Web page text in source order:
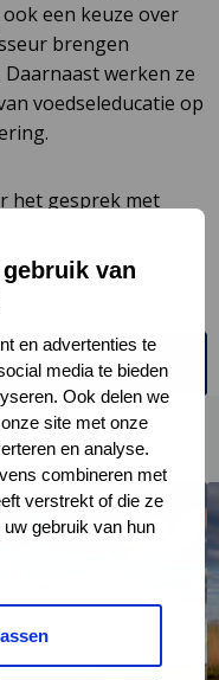
van
en advertenties te
media te bieden
Ook delen we
site met onze
en analyse.
combineren met
verstrekt of die ze
gebruik van hun
een keuze over
brengen
werken ze
voedseleducatie op
het gesprek met
schuiven daar